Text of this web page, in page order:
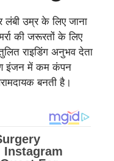
लंबी उम्र के लिए जाना
की जरूरतों के लिए
राइडिंग अनुभव देता
इंजन में कम कंपन
बनती है।